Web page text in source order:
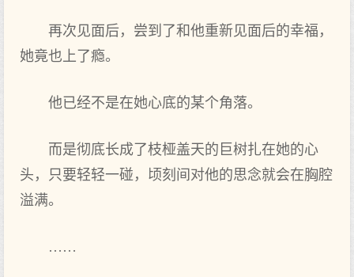
再次见面后，尝到了和他重新见面后的幸福，
她竟也上了瘾。
他已经不是在她心底的某个角落。
而是彻底长成了枝桠盖天的巨树扎在她的心
头，只要轻轻一碰，顷刻间对他的思念就会在胸腔
溢满。
……